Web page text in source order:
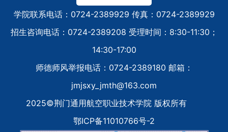
学院联系电话：0724-2389929 传真：0724-2389929
招生咨询电话：0724-2389208 受理时间：8:30-11:30；
14:30-17:00
师德师风举报电话：0724-2389180 邮箱：
jmjsxy_jmth@163.com
2025©荆门通用航空职业技术学院 版权所有
鄂ICP备11010766号-2